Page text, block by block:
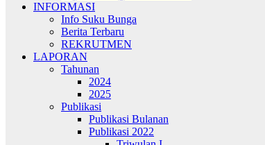
INFORMASI
Info Suku Bunga
Berita Terbaru
REKRUTMEN
LAPORAN
Tahunan
2024
2025
Publikasi
Publikasi Bulanan
Publikasi 2022